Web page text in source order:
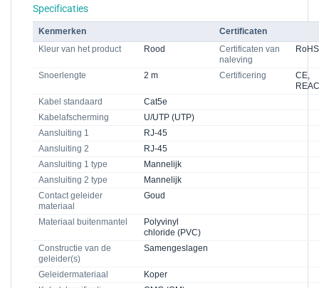
Specificaties
Kenmerken
Certificaten
Kleur van het product
Rood
Certificaten van
naleving
RoHS
Snoerlengte 2 m Certificering
CE,
Kabel standaard
Cat5e
Kabelafscherming
U/UTP (UTP)
Aansluiting 1
RJ-45
Aansluiting 2
RJ-45
Aansluiting 1 type
Mannelijk
Aansluiting 2 type
Mannelijk
Contact geleider
materiaal
Goud
Materiaal buitenmantel
Polyvinyl
chloride (PVC)
Constructie van de
geleider(s)
Samengeslagen
Geleidermateriaal
Koper